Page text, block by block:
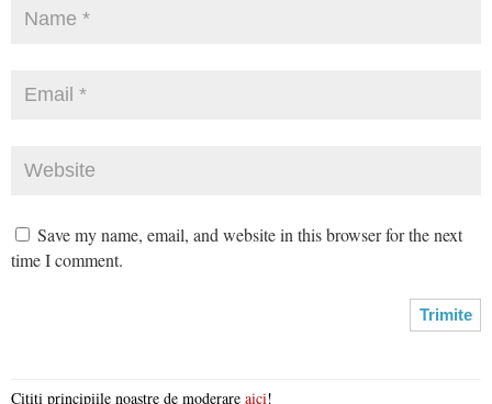
Save my name, email, and website in this browser for the next
time I comment.
Citiți principiile noastre de moderare aici!